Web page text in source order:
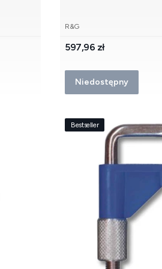
PRODUCENT
R&G
Cena
597,96 zł
Niedostępny
Bestseller